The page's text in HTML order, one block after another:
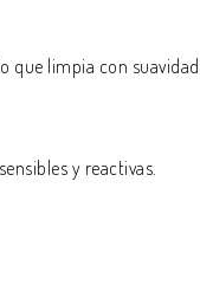
que limpia con
y reactivas.